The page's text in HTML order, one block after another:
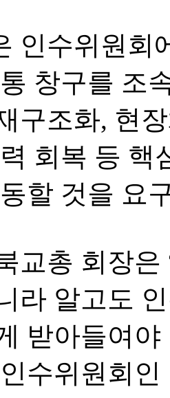
인수위원회
창구를 조
구조화, 현
회복 등 핵
할 것을 요
교총 회장
라 알고도
받아들여
수위원회